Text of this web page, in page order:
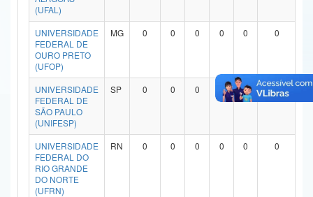
Secretaria de Governo
Gabinete de Segurança Institucional
Advocacia-Geral da União
Banco Central do Brasil
(UFAL)
UNIVERSIDADE
FEDERAL DE
OURO PRETO
(UFOP)
MG 0 0 0 0 0 0
UNIVERSIDADE
FEDERAL DE
SÃO PAULO
(UNIFESP)
SP 0 0 0 0 0 0
UNIVERSIDADE
FEDERAL DO
RIO GRANDE
DO NORTE
(UFRN)
RN 0 0 0 0 0 0